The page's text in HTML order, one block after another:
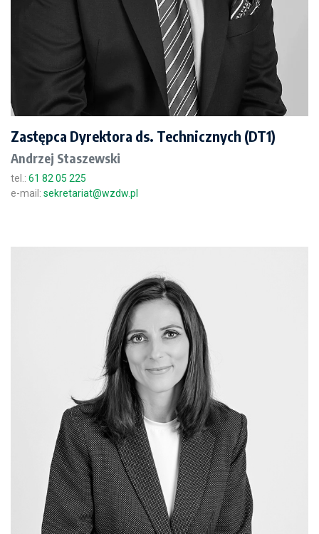
Zastępca Dyrektora ds. Technicznych (DT1)
Andrzej Staszewski
tel.: 61 82 05 225
e-mail: sekretariat@wzdw.pl